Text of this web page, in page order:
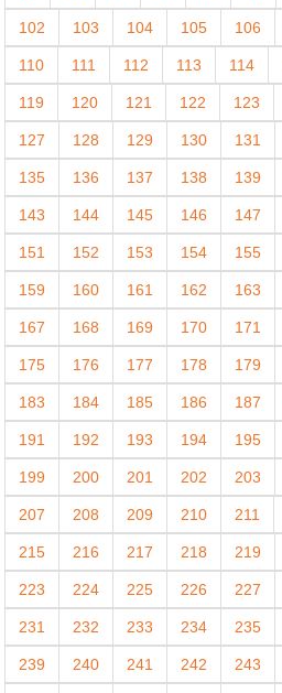
102 103 104 105 106
110 111 112 113 114
119 120 121 122 123
127 128 129 130 131
135 136 137 138 139
143 144 145 146 147
151 152 153 154 155
159 160 161 162 163
167 168 169 170 171
175 176 177 178 179
183 184 185 186 187
191 192 193 194 195
199 200 201 202 203
207 208 209 210 211
215 216 217 218 219
223 224 225 226 227
231 232 233 234 235
239 240 241 242 243